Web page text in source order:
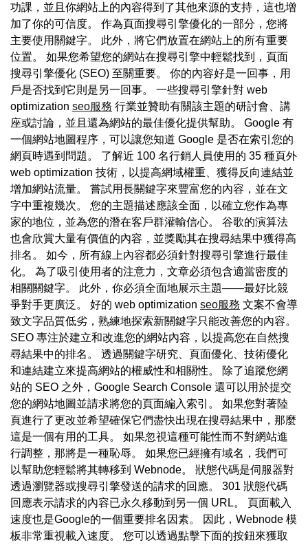
功課，並且你網站上的內容得到了其他來源的支持，這也增
加了你的可信度。 作為頁面搜尋引擎優化的一部分，您將
主要使用關鍵字。 此外，將它們放置在網站上的所有重要
位置。 如果您希望您的網站在搜尋引擎中輕鬆找到，頁面
搜尋引擎優化 (SEO) 至關重要。 你的內容好是一回事，用
戶是否找到它則是另一回事。 一些搜尋引擎針對 web
optimization seo服務 行業並贊助有關該主題的研討會、講
座或討論，並且還為網站的最佳優化提供幫助。 Google 有
一個網站地圖程序，可以讓您知道 Google 是否在索引您的
網頁時遇到問題。 了解近 100 名行銷人員使用的 35 種頁外
web optimization 技術，以提高網域權重、獲得反向連結並
增加網站流量。 嘗試用長關鍵字來豐富您的內容，並在文
字中重複幾次。 您的主題描述應該全面，以確立您作為專
家的地位，並為您的潛在客戶群灌輸信心。 谷歌的演算法
也會欣賞大量有價值的內容，並獎勵其在搜尋結果中獲得高
排名。 如今，所有線上內容都必須針對搜尋引擎進行最佳
化。 為了吸引使用者的注意力，文章必須包含適當密度的
相關關鍵字。 此外，你必須全面地展示主題——最好比競
爭對手更廣泛。 好的 web optimization seo服務 文案不會導
致文字品質低劣，熟練地探索新關鍵字只能改善您的內容。
SEO 專注於建立和改進您的網站內容，以提高您在自然搜
尋結果中的排名。 透過關鍵字研究、頁面優化、技術優化
和連結建立來提高網站的權威性和相關性。 除了追蹤您網
站的 SEO 之外，Google Search Console 還可以用於提交
您的網站地圖並請求將您的頁面編入索引。 如果您對著陸
頁進行了更改並希望確保它們盡快出現在搜尋結果中，那麼
這是一個有用的工具。 如果忽視這種可能性而不對網站進
行調整，那將是一種恥辱。 如果您已經擁有域名，我們可
以幫助您輕鬆將其轉移到 Webnode。 狀態代碼是伺服器對
透過瀏覽器或搜尋引擎發送的請求的回應。 301 狀態代碼
回應表示請求的內容已永久移動到另一個 URL。 頁面載入
速度也是Google的一個重要排名因素。 因此，Webnode 模
板非常重視載入速度。 您可以透過點擊下面的按鈕來獲取